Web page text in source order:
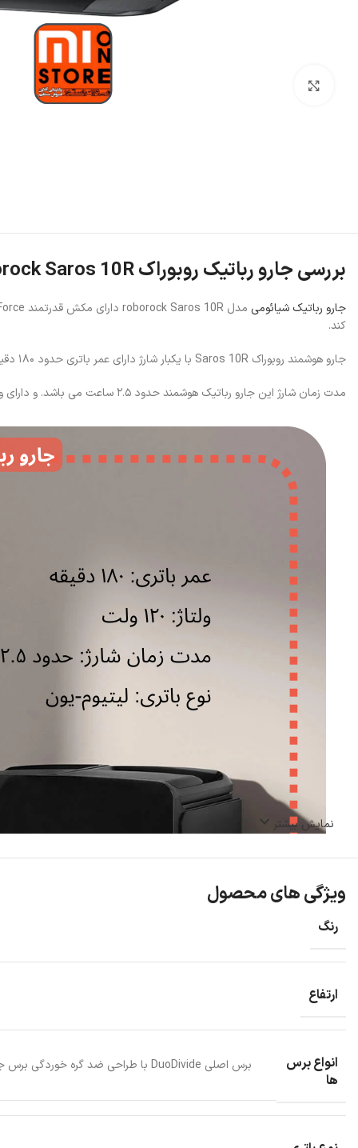
بررسی جارو رباتیک روبوراک roborock Saros 10R
جارو رباتیک شیائومی
کند.
جارو هوشمند روبوراک Saros 10R با یکبار شارژ دارای عمر باتری حدود ۱۸۰ دقیقه می باشد و منبع تغذیه این باتری، باتری لیتیوم یونی است.
مدت زمان شارژ این جارو رباتیک هوشمند حدود ۲.۵ ساعت می باشد. و دارای ولتاژ ۱۲۰ ولت می باشد.
نمایش بیشتر
ویژگی های محصول
رنگ
ارتفاع
انواع برس
ها